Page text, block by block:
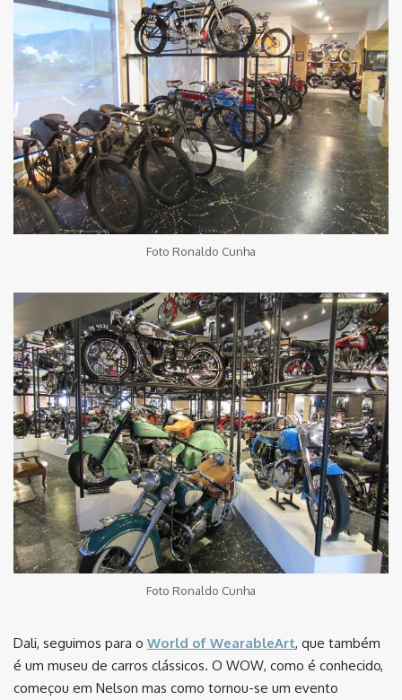
Foto Ronaldo Cunha
Foto Ronaldo Cunha
Dali, seguimos para o World of WearableArt, que também
é um museu de carros clássicos. O WOW, como é conhecido,
começou em Nelson mas como tornou-se um evento